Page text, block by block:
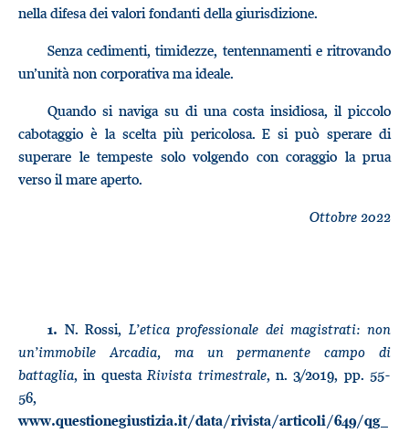
nella difesa dei valori fondanti della giurisdizione.
Senza cedimenti, timidezze, tentennamenti e ritrovando
un’unità non corporativa ma ideale.
Quando si naviga su di una costa insidiosa, il piccolo
cabotaggio è la scelta più pericolosa. E si può sperare di
superare le tempeste solo volgendo con coraggio la prua
verso il mare aperto.
Ottobre 2022
1. N. Rossi, L’etica professionale dei magistrati: non
un’immobile Arcadia, ma un permanente campo di
battaglia, in questaRivista trimestrale, n. 3/2019, pp. 55-
56,
www.questionegiustizia.it/data/rivista/articoli/649/qg_